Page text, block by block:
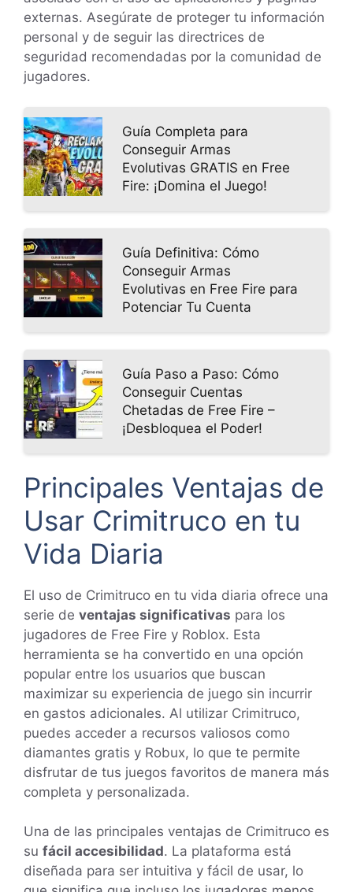
externas. Asegúrate de proteger tu información
personal y de seguir las directrices de
seguridad recomendadas por la comunidad de
jugadores.
Guía Completa para
Conseguir Armas
Evolutivas GRATIS en Free
Fire: ¡Domina el Juego!
Guía Definitiva: Cómo
Conseguir Armas
Evolutivas en Free Fire para
Potenciar Tu Cuenta
Guía Paso a Paso: Cómo
Conseguir Cuentas
Chetadas de Free Fire –
¡Desbloquea el Poder!
Principales Ventajas de
Usar Crimitruco en tu
Vida Diaria
El uso de Crimitruco en tu vida diaria ofrece una
serie de ventajas significativas para los
jugadores de Free Fire y Roblox. Esta
herramienta se ha convertido en una opción
popular entre los usuarios que buscan
maximizar su experiencia de juego sin incurrir
en gastos adicionales. Al utilizar Crimitruco,
puedes acceder a recursos valiosos como
diamantes gratis y Robux, lo que te permite
disfrutar de tus juegos favoritos de manera más
completa y personalizada.
Una de las principales ventajas de Crimitruco es
su fácil accesibilidad. La plataforma está
diseñada para ser intuitiva y fácil de usar, lo